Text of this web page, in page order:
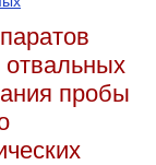
отвальных
пробы